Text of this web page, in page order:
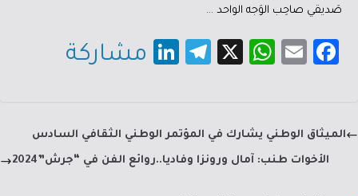
صَديقي صاحِب الوَجه الواحد …
Fa
b
o
E
W
sA
p
X
Te
a
m
Li
dI
n
مشاركة
الميثاق الوطني يشارك في المؤتمر الوطني الثقافي السادس
الأخوات طنب: آمال ورونزا وفاديا..روائع الفن في “جرش”2024